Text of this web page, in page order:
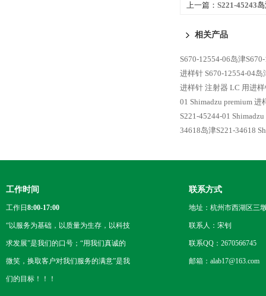
上一篇： S221-45243
相关产品
S670-12554-06岛津
进样针 S670-12554-04
进样针 注射器 LC 用进
01 Shimadzu premium
S221-45244-01
34618岛津S221-34618
工作时间
工作日 8:00-17:00
“以服务为基础，以质量为生存，以科技
求发展”是我们的口号；“用我们真诚的
微笑，换取客户对我们服务的满意”是我
们的目标！！！
联系方式
地址：杭州市西湖区三
联系人：宋钊
联系QQ：2670566745
邮箱：alab17@163.com